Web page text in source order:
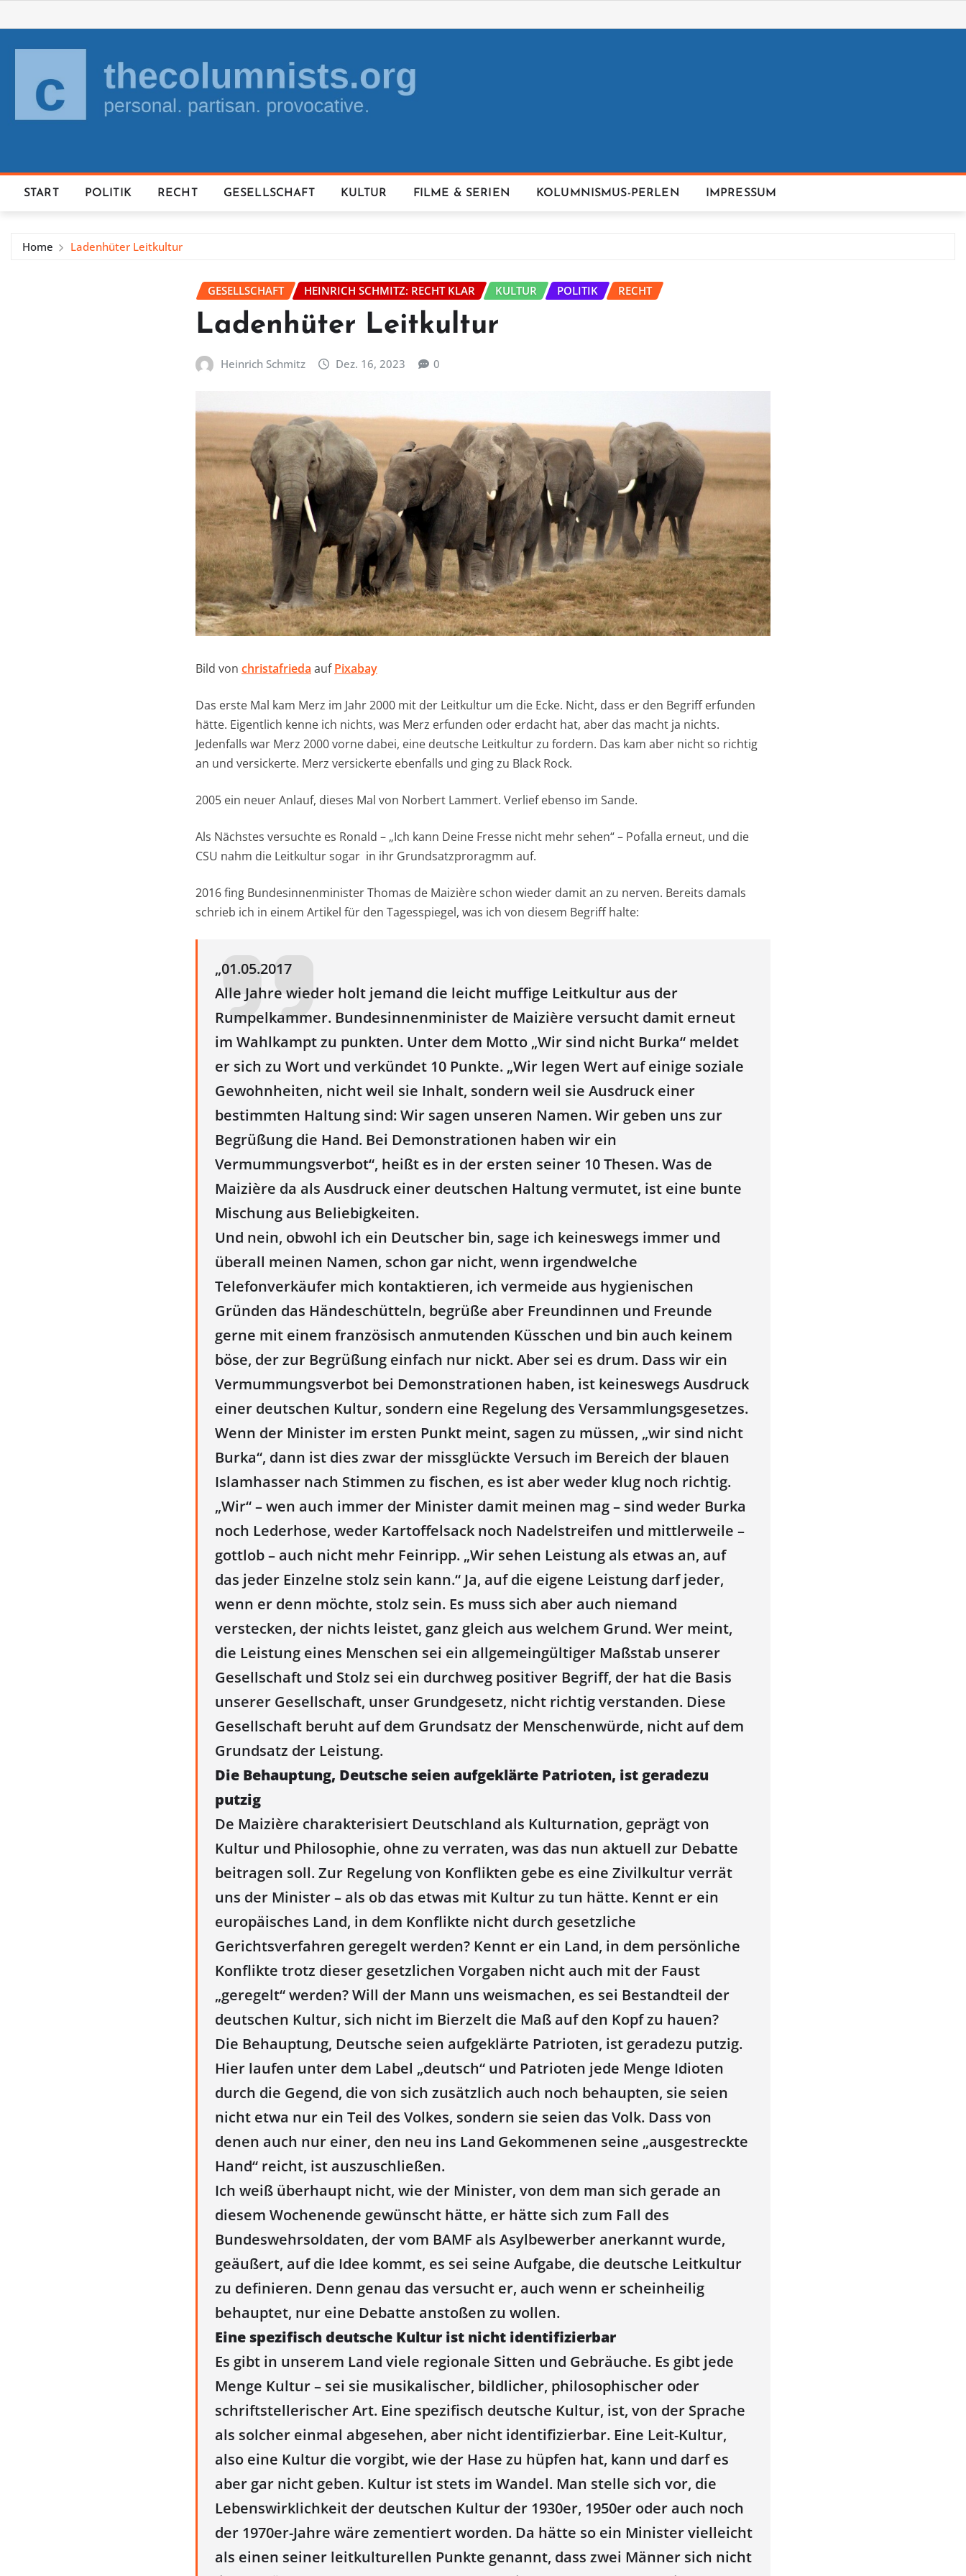
to
content
START POLITIK RECHT GESELLSCHAFT KULTUR FILME & SERIEN KOLUMNISMUS-PERLEN IMPRESSUM
Home Ladenhüter Leitkultur
GESELLSCHAFT HEINRICH SCHMITZ: RECHT KLAR KULTUR POLITIK RECHT
Ladenhüter Leitkultur
Heinrich Schmitz Dez. 16, 2023 0
Bild von christafrieda aufPixabay
Das erste Mal kam Merz im Jahr 2000 mit der Leitkultur um die Ecke. Nicht, dass er den Begriff erfunden
hätte. Eigentlich kenne ich nichts, was Merz erfunden oder erdacht hat, aber das macht ja nichts.
Jedenfalls war Merz 2000 vorne dabei, eine deutsche Leitkultur zu fordern. Das kam aber nicht so richtig
an und versickerte. Merz versickerte ebenfalls und ging zu Black Rock.
2005 ein neuer Anlauf, dieses Mal von Norbert Lammert. Verlief ebenso im Sande.
Als Nächstes versuchte es Ronald – „Ich kann Deine Fresse nicht mehr sehen“ – Pofalla erneut, und die
CSU nahm die Leitkultur sogar in ihr Grundsatzproragmm auf.
2016 fing Bundesinnenminister Thomas de Maizière schon wieder damit an zu nerven. Bereits damals
schrieb ich in einem Artikel für den Tagesspiegel, was ich von diesem Begriff halte:
„01.05.2017
Alle Jahre wieder holt jemand die leicht muffige Leitkultur aus der
Rumpelkammer. Bundesinnenminister de Maizière versucht damit erneut
im Wahlkampt zu punkten. Unter dem Motto „Wir sind nicht Burka“ meldet
er sich zu Wort und verkündet 10 Punkte. „Wir legen Wert auf einige soziale
Gewohnheiten, nicht weil sie Inhalt, sondern weil sie Ausdruck einer
bestimmten Haltung sind: Wir sagen unseren Namen. Wir geben uns zur
Begrüßung die Hand. Bei Demonstrationen haben wir ein
Vermummungsverbot“, heißt es in der ersten seiner 10 Thesen. Was de
Maizière da als Ausdruck einer deutschen Haltung vermutet, ist eine bunte
Mischung aus Beliebigkeiten.
Und nein, obwohl ich ein Deutscher bin, sage ich keineswegs immer und
überall meinen Namen, schon gar nicht, wenn irgendwelche
Telefonverkäufer mich kontaktieren, ich vermeide aus hygienischen
Gründen das Händeschütteln, begrüße aber Freundinnen und Freunde
gerne mit einem französisch anmutenden Küsschen und bin auch keinem
böse, der zur Begrüßung einfach nur nickt. Aber sei es drum. Dass wir ein
Vermummungsverbot bei Demonstrationen haben, ist keineswegs Ausdruck
einer deutschen Kultur, sondern eine Regelung des Versammlungsgesetzes.
Wenn der Minister im ersten Punkt meint, sagen zu müssen, „wir sind nicht
Burka“, dann ist dies zwar der missglückte Versuch im Bereich der blauen
Islamhasser nach Stimmen zu fischen, es ist aber weder klug noch richtig.
„Wir“ – wen auch immer der Minister damit meinen mag – sind weder Burka
noch Lederhose, weder Kartoffelsack noch Nadelstreifen und mittlerweile –
gottlob – auch nicht mehr Feinripp. „Wir sehen Leistung als etwas an, auf
das jeder Einzelne stolz sein kann.“ Ja, auf die eigene Leistung darf jeder,
wenn er denn möchte, stolz sein. Es muss sich aber auch niemand
verstecken, der nichts leistet, ganz gleich aus welchem Grund. Wer meint,
die Leistung eines Menschen sei ein allgemeingültiger Maßstab unserer
Gesellschaft und Stolz sei ein durchweg positiver Begriff, der hat die Basis
unserer Gesellschaft, unser Grundgesetz, nicht richtig verstanden. Diese
Gesellschaft beruht auf dem Grundsatz der Menschenwürde, nicht auf dem
Grundsatz der Leistung.
Die Behauptung, Deutsche seien aufgeklärte Patrioten, ist geradezu
putzig
De Maizière charakterisiert Deutschland als Kulturnation, geprägt von
Kultur und Philosophie, ohne zu verraten, was das nun aktuell zur Debatte
beitragen soll. Zur Regelung von Konflikten gebe es eine Zivilkultur verrät
uns der Minister – als ob das etwas mit Kultur zu tun hätte. Kennt er ein
europäisches Land, in dem Konflikte nicht durch gesetzliche
Gerichtsverfahren geregelt werden? Kennt er ein Land, in dem persönliche
Konflikte trotz dieser gesetzlichen Vorgaben nicht auch mit der Faust
„geregelt“ werden? Will der Mann uns weismachen, es sei Bestandteil der
deutschen Kultur, sich nicht im Bierzelt die Maß auf den Kopf zu hauen?
Die Behauptung, Deutsche seien aufgeklärte Patrioten, ist geradezu putzig.
Hier laufen unter dem Label „deutsch“ und Patrioten jede Menge Idioten
durch die Gegend, die von sich zusätzlich auch noch behaupten, sie seien
nicht etwa nur ein Teil des Volkes, sondern sie seien das Volk. Dass von
denen auch nur einer, den neu ins Land Gekommenen seine „ausgestreckte
Hand“ reicht, ist auszuschließen.
Ich weiß überhaupt nicht, wie der Minister, von dem man sich gerade an
diesem Wochenende gewünscht hätte, er hätte sich zum Fall des
Bundeswehrsoldaten, der vom BAMF als Asylbewerber anerkannt wurde,
geäußert, auf die Idee kommt, es sei seine Aufgabe, die deutsche Leitkultur
zu definieren. Denn genau das versucht er, auch wenn er scheinheilig
behauptet, nur eine Debatte anstoßen zu wollen.
Eine spezifisch deutsche Kultur ist nicht identifizierbar
Es gibt in unserem Land viele regionale Sitten und Gebräuche. Es gibt jede
Menge Kultur – sei sie musikalischer, bildlicher, philosophischer oder
schriftstellerischer Art. Eine spezifisch deutsche Kultur, ist, von der Sprache
als solcher einmal abgesehen, aber nicht identifizierbar. Eine Leit-Kultur,
also eine Kultur die vorgibt, wie der Hase zu hüpfen hat, kann und darf es
aber gar nicht geben. Kultur ist stets im Wandel. Man stelle sich vor, die
Lebenswirklichkeit der deutschen Kultur der 1930er, 1950er oder auch noch
der 1970er-Jahre wäre zementiert worden. Da hätte so ein Minister vielleicht
als einen seiner leitkulturellen Punkte genannt, dass zwei Männer sich nicht